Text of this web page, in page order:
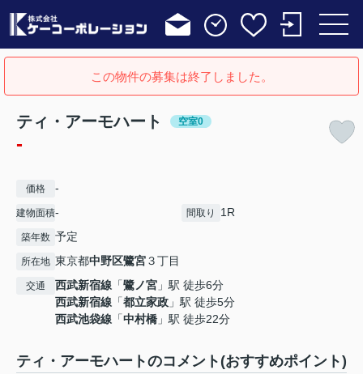
この物件の募集は終了しました。
ティ・アーモハート 空室0
-
価格 -
建物面積- 間取り 1R
築年数 予定
所在地 東京都中野区鷺宮３丁目
交通 西武新宿線 「鷺ノ宮 」駅 徒歩6分
西武新宿線 「都立家政 」駅 徒歩5分
西武池袋線 「中村橋 」駅 徒歩22分
ティ・アーモハートのコメント(おすすめポイント)